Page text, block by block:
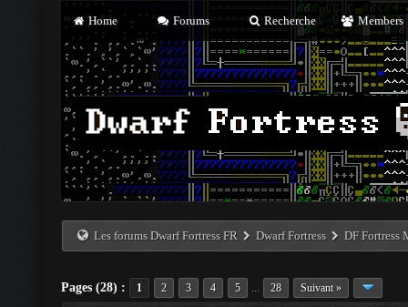
Home Forums Recherche Members
Les forums Dwarf Fortress FR Dwarf Fortress DF Fortress
Pages (28) : 1 2 3 4 5 ... 28 Suivant »